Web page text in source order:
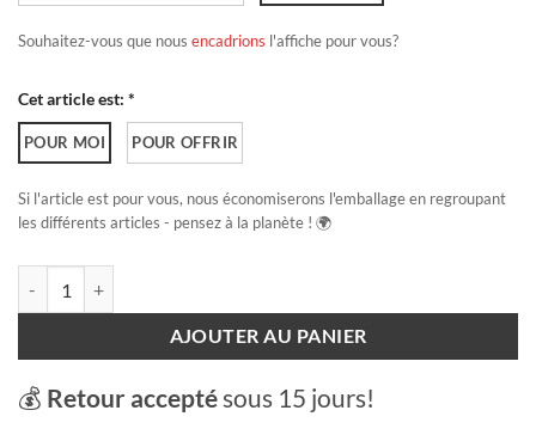
Souhaitez-vous que nous encadrions l'affiche pour vous?
Cet article est: *
POUR MOI POUR OFFRIR
Si l'article est pour vous, nous économiserons l'emballage en regroupant
les différents articles - pensez à la planète ! 🌍
AJOUTER AU PANIER
💰 Retour acceptésous 15 jours!